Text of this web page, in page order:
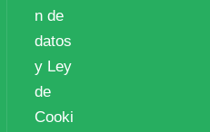
n de
datos
y Ley
de
Cooki